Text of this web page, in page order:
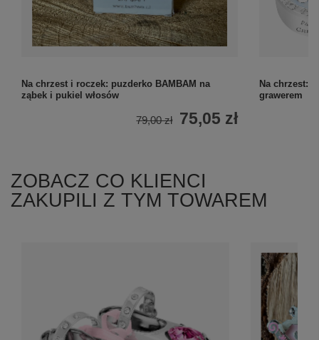
Na chrzest i roczek: puzderko BAMBAM na
ząbek i pukiel włosów
79,00 zł 75,05 zł
Na chrzest:
grawerem
ZOBACZ CO KLIENCI
ZAKUPILI Z TYM TOWAREM